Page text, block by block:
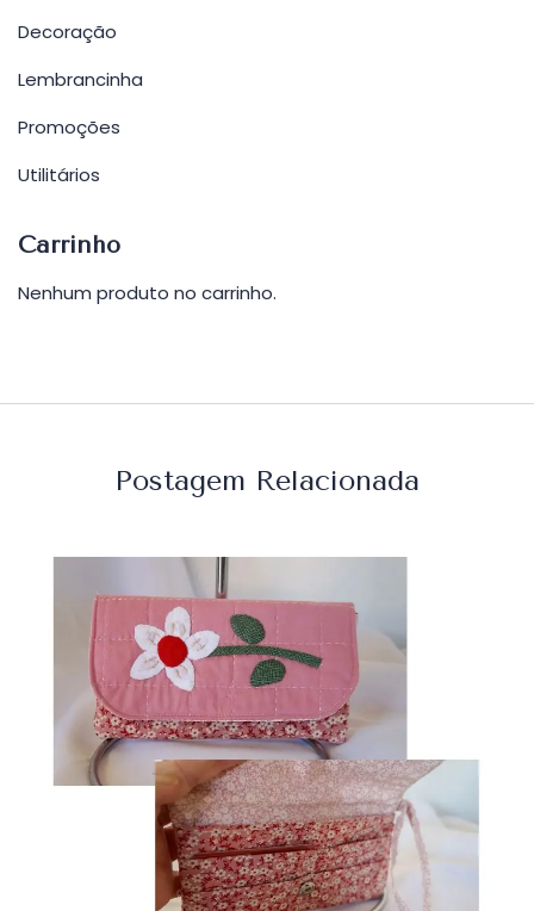
Decoração
Lembrancinha
Promoções
Utilitários
Carrinho
Nenhum produto no carrinho.
Postagem Relacionada